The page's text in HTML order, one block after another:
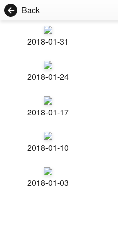
Back
2018-01-31
2018-01-24
2018-01-17
2018-01-10
2018-01-03